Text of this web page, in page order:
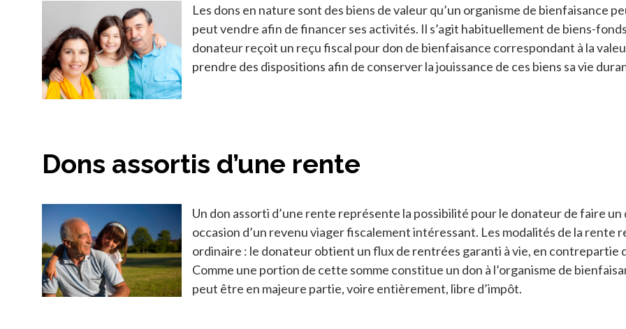
Les dons en nature sont des biens de valeur qu’un organisme de bienfaisance
peut vendre afin de financer ses activités. Il s’agit habituellement de biens-
donateur reçoit un reçu fiscal pour don de bienfaisance correspondant à la
prendre des dispositions afin de conserver la jouissance de ces biens sa vie
Dons assortis d’une rente
Un don assorti d’une rente représente la possibilité pour le donateur de faire
occasion d’un revenu viager fiscalement intéressant. Les modalités de la rente
ordinaire : le donateur obtient un flux de rentrées garanti à vie, en contrepartie
Comme une portion de cette somme constitue un don à l’organisme de
peut être en majeure partie, voire entièrement, libre d’impôt.